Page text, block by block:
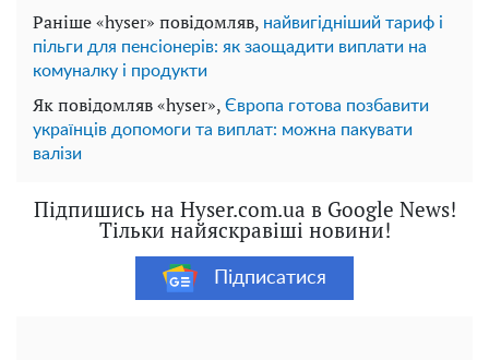
Раніше «hyser» повідомляв, найвигідніший тариф і
пільги для пенсіонерів: як заощадити виплати на
комуналку і продукти
Як повідомляв «hyser», Європа готова позбавити
українців допомоги та виплат: можна пакувати
валізи
Підпишись на Hyser.com.ua в Google News!
Тільки найяскравіші новини!
Підписатися